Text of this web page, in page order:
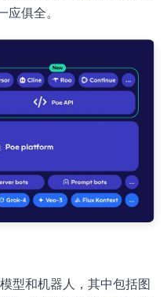
俱全。
型和机器人，其中包括图